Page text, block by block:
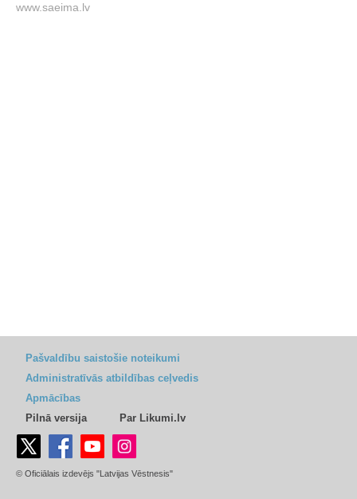
www.saeima.lv
Pašvaldību saistošie noteikumi
Administratīvās atbildības ceļvedis
Apmācības
Pilnā versija
Par Likumi.lv
© Oficiālais izdevējs "Latvijas Vēstnesis"